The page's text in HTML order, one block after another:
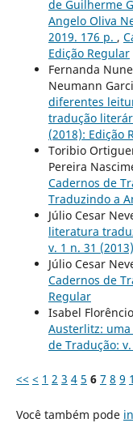
de Guilherme
Angelo Oliva
2019. 176 p. ,
Edição Regular
Fernanda
Neumann
diferentes
tradução
(2018): Edição
Toribio
Pereira
Cadernos de
Traduzindo a
Júlio Cesar
literatura
v. 1 n. 31
Júlio Cesar
Cadernos de
Regular
Isabel
Austerlitz:
de Tradução:
<< < 1 2 3 4 5 6 7 8 9
Você também pode